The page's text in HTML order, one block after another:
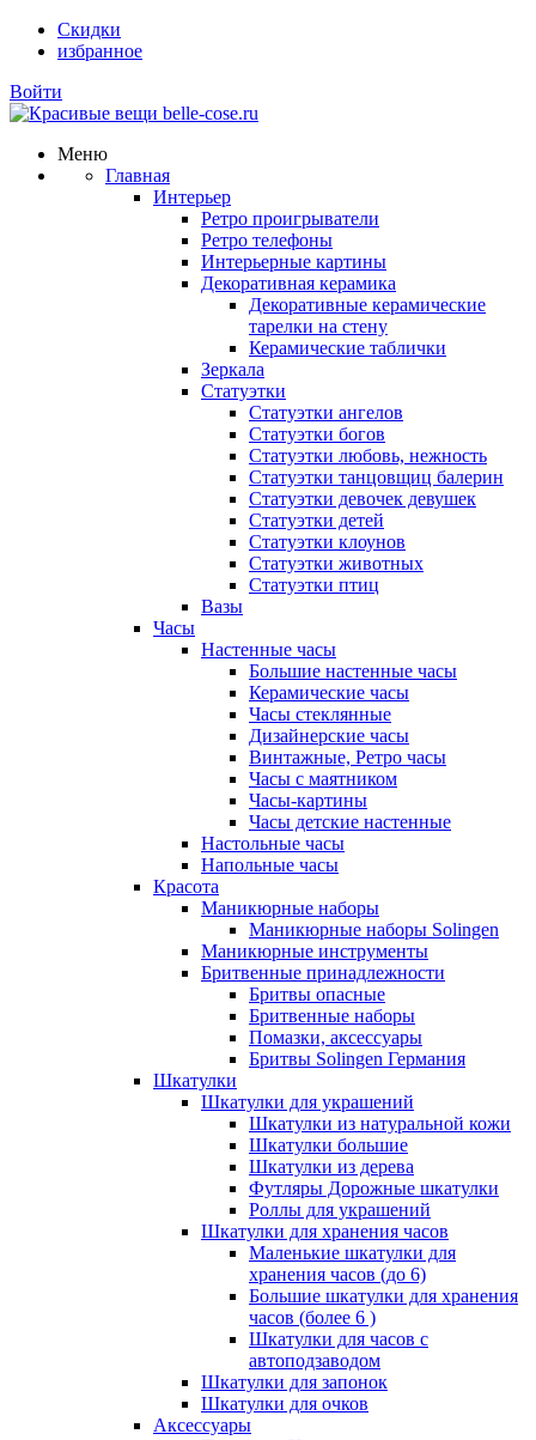
Скидки
избранное
Войти
Меню
Главная
Интерьер
Ретро проигрыватели
Ретро телефоны
Интерьерные картины
Декоративная керамика
Декоративные керамические
тарелки на стену
Керамические таблички
Зеркала
Статуэтки
Статуэтки ангелов
Статуэтки богов
Статуэтки любовь, нежность
Статуэтки танцовщиц балерин
Статуэтки девочек девушек
Статуэтки детей
Статуэтки клоунов
Статуэтки животных
Статуэтки птиц
Вазы
Часы
Настенные часы
Большие настенные часы
Керамические часы
Часы стеклянные
Дизайнерские часы
Винтажные, Ретро часы
Часы с маятником
Часы-картины
Часы детские настенные
Настольные часы
Напольные часы
Красота
Маникюрные наборы
Маникюрные наборы Solingen
Маникюрные инструменты
Бритвенные принадлежности
Бритвы опасные
Бритвенные наборы
Помазки, аксессуары
Бритвы Solingen Германия
Шкатулки
Шкатулки для украшений
Шкатулки из натуральной кожи
Шкатулки большие
Шкатулки из дерева
Футляры Дорожные шкатулки
Роллы для украшений
Шкатулки для хранения часов
Маленькие шкатулки для
хранения часов (до 6)
Большие шкатулки для хранения
часов (более 6 )
Шкатулки для часов с
автоподзаводом
Шкатулки для запонок
Шкатулки для очков
Аксессуары